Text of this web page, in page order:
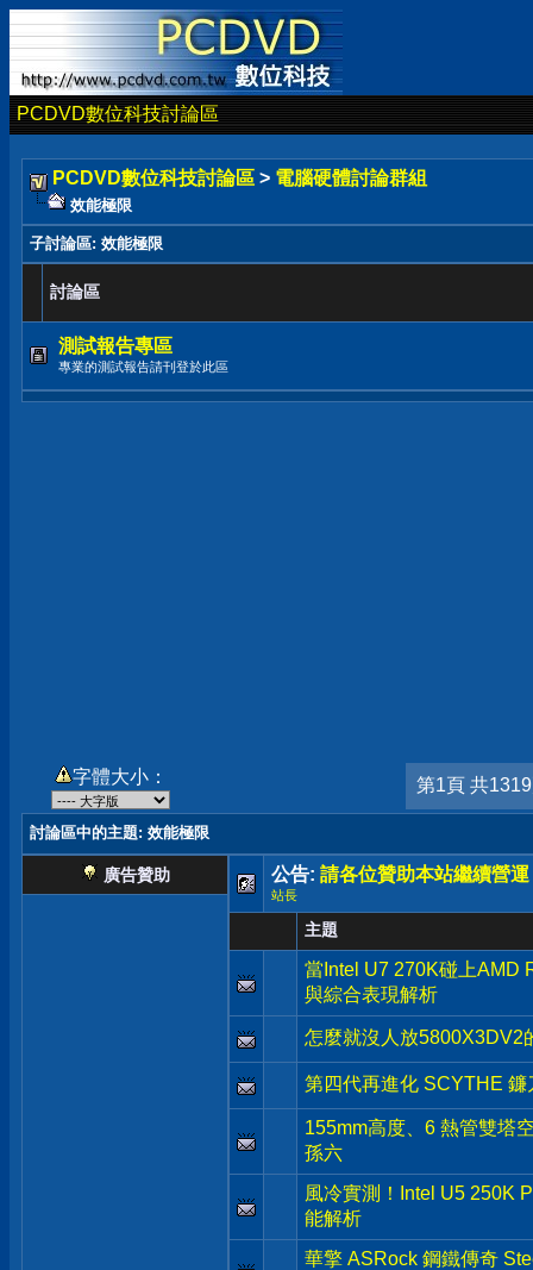
PCDVD數位科技討論區
PCDVD數位科技討論區 > 電腦硬體討論群組
效能極限
子討論區: 效能極限
討論區
測試報告專區
專業的測試報告請刊登於此區
字體大小： 第1頁 共
討論區中的主題: 效能極限
廣告贊助 公告: 請各位贊助本站繼續營運
站長
主題
當Intel U7 270K碰上AMD
與綜合表現解析
怎麼就沒人放5800X3DV2
第四代再進化 SCYTHE
155mm高度、6 熱管雙塔
孫六
風冷實測！Intel U5 250K
能解析
華擎 ASRock 鋼鐵傳奇